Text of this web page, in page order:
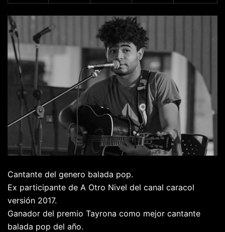
Cantante del genero balada pop.
Ex participante de A Otro Nivel del canal caracol
versión 2017.
Ganador del premio Tayrona como mejor cantante
balada pop del año.